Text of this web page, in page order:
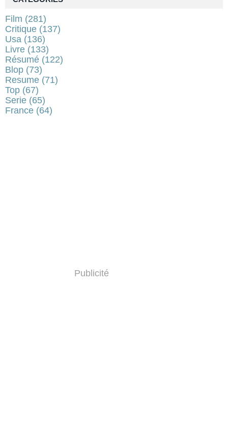
Film (281)
Critique (137)
Usa (136)
Livre (133)
Résumé (122)
Blop (73)
Resume (71)
Top (67)
Serie (65)
France (64)
Publicité